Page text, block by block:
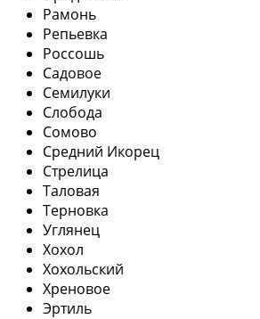
Рамонь
Репьевка
Россошь
Садовое
Семилуки
Слобода
Сомово
Средний Икорец
Стрелица
Таловая
Терновка
Углянец
Хохол
Хохольский
Хреновое
Эртиль